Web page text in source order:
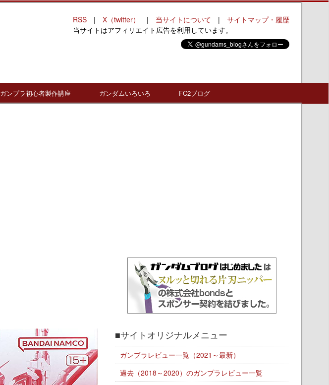
RSS | X（twitter） | 当サイトについて | サイトマップ・履歴
当サイトはアフィリエイト広告を利用しています。
ガンプラ初心者製作講座 ガンダムいろいろ FC2ブログ
■サイトオリジナルメニュー
ガンプラレビュー一覧（2021～最新）
過去（2018～2020）のガンプラレビュー一覧